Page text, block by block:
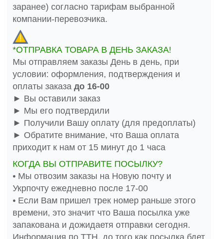
заранее) согласно тарифам выбранной
компании-перевозчика.
*ОТПРАВКА ТОВАРА В ДЕНЬ ЗАКАЗА!
Мы отправляем заказы День в день, при
условии: оформления, подтверждения и
оплаты заказа до 16-00
► Вы оставили заказ
► Мы его подтвердили
► Получили Вашу оплату (для предоплаты)
► Обратите внимание, что Ваша оплата
приходит к нам от 15 минут до 1 часа
КОГДА ВЫ ОТПРАВИТЕ ПОСЫЛКУ?
• Мы отвозим заказы на Новую почту и
Укрпочту ежедневно после 17-00
• Если Вам пришел трек номер раньше этого
времени, это значит что Ваша посылка уже
запакована и дожидаетя отправки сегодня.